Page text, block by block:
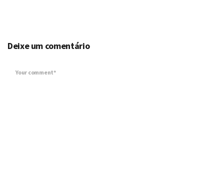
Deixe um comentário
Your comment*